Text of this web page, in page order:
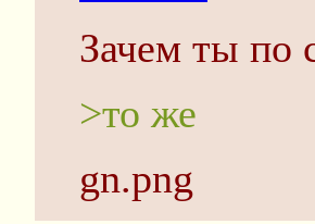
Зачем ты по
>то же
gn.png